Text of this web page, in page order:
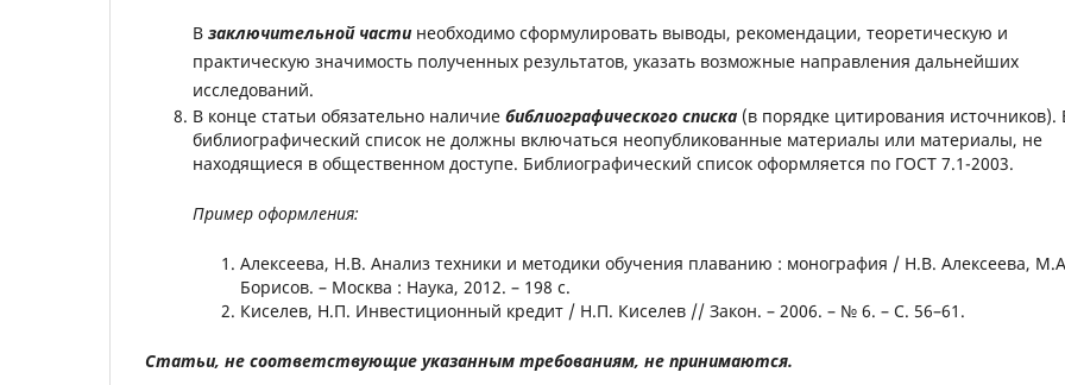
В заключительной части необходимо сформулировать выводы, рекомендации, теоретическую и
практическую значимость полученных результатов, указать возможные направления дальнейших
исследований.
В конце статьи обязательно наличие библиографического списка (в порядке цитирования источников).
библиографический список не должны включаться неопубликованные материалы или материалы, не
находящиеся в общественном доступе. Библиографический список оформляется по ГОСТ 7.1-2003.
Пример оформления:
Алексеева, Н.В. Анализ техники и методики обучения плаванию : монография / Н.В. Алексеева,
Борисов. – Москва : Наука, 2012. – 198 с.
Киселев, Н.П. Инвестиционный кредит / Н.П. Киселев // Закон. – 2006. – № 6. – С. 56–61.
Статьи, не соответствующие указанным требованиям, не принимаются.